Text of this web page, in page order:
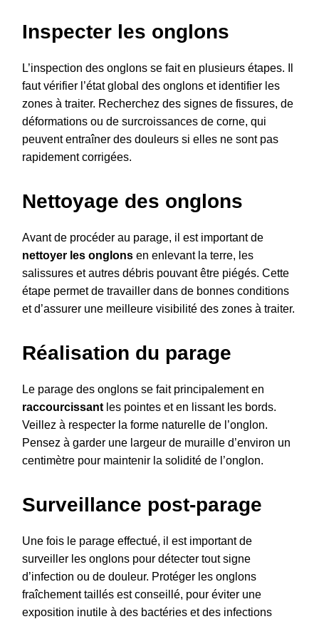
Inspecter les onglons
L’inspection des onglons se fait en plusieurs étapes. Il
faut vérifier l’état global des onglons et identifier les
zones à traiter. Recherchez des signes de fissures, de
déformations ou de surcroissances de corne, qui
peuvent entraîner des douleurs si elles ne sont pas
rapidement corrigées.
Nettoyage des onglons
Avant de procéder au parage, il est important de
nettoyer les onglons en enlevant la terre, les
salissures et autres débris pouvant être piégés. Cette
étape permet de travailler dans de bonnes conditions
et d’assurer une meilleure visibilité des zones à traiter.
Réalisation du parage
Le parage des onglons se fait principalement en
raccourcissant les pointes et en lissant les bords.
Veillez à respecter la forme naturelle de l’onglon.
Pensez à garder une largeur de muraille d’environ un
centimètre pour maintenir la solidité de l’onglon.
Surveillance post-parage
Une fois le parage effectué, il est important de
surveiller les onglons pour détecter tout signe
d’infection ou de douleur. Protéger les onglons
fraîchement taillés est conseillé, pour éviter une
exposition inutile à des bactéries et des infections